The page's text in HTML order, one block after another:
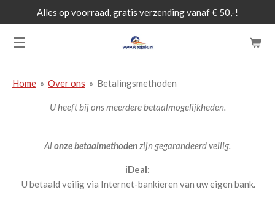
direct
naar
Alles op voorraad, gratis verzending vanaf € 50,-!
Home » Over ons » Betalingsmethoden
U heeft bij ons meerdere betaalmogelijkheden.
Alonze betaalmethodenzijn gegarandeerd veilig.
iDeal:
U betaald veilig via Internet-bankieren van uw eigen bank.